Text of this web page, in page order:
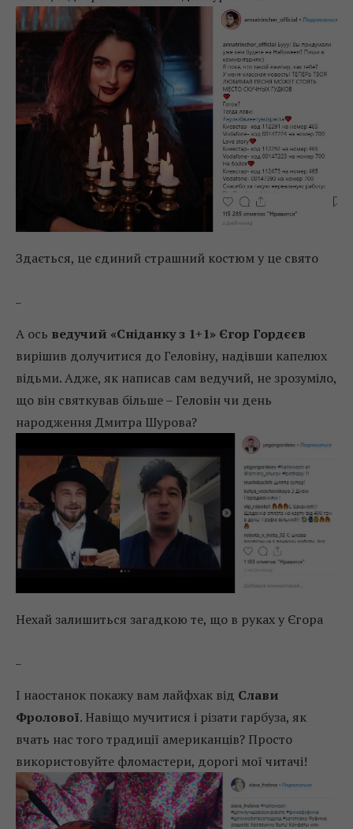
Здається, це єдиний страшний костюм у це свято
А ось ведучий «Сніданку з 1+1» Єгор Гордєєв
вирішив долучитися до Геловіну, надівши капелюх
відьми. Адже, як написав сам ведучий, не зрозуміло,
що він святкував більше – Геловін чи день
народження Дмитра Шурова?
Нехай залишиться загадкою те, що в руках у Єгора
І наостанок покажу вам лайфхак від Слави
Фролової. Навіщо мучитися і різати гарбуза, як
вчать нас того традиції американців? Просто
використовуйте фломастери, дорогі мої читачі!